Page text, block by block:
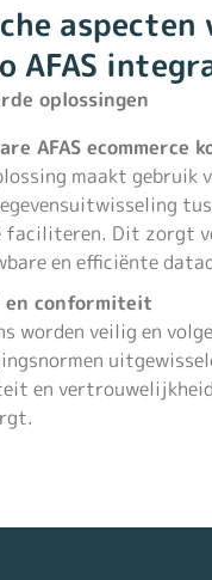
aspecten
AFAS
oplossingen
AFAS ecommerce
maakt gebruik
faciliteren. Dit zorgt
en efficiënte
en conformiteit
worden veilig en
en